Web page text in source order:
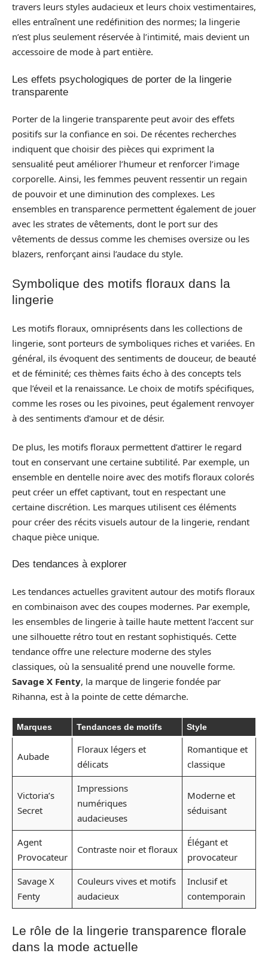
travers leurs styles audacieux et leurs choix vestimentaires,
elles entraînent une redéfinition des normes; la lingerie
n’est plus seulement réservée à l’intimité, mais devient un
accessoire de mode à part entière.
Les effets psychologiques de porter de la lingerie
transparente
Porter de la lingerie transparente peut avoir des effets
positifs sur la confiance en soi. De récentes recherches
indiquent que choisir des pièces qui expriment la
sensualité peut améliorer l’humeur et renforcer l’image
corporelle. Ainsi, les femmes peuvent ressentir un regain
de pouvoir et une diminution des complexes. Les
ensembles en transparence permettent également de jouer
avec les strates de vêtements, dont le port sur des
vêtements de dessus comme les chemises oversize ou les
blazers, renforçant ainsi l’audace du style.
Symbolique des motifs floraux dans la
lingerie
Les motifs floraux, omniprésents dans les collections de
lingerie, sont porteurs de symboliques riches et variées. En
général, ils évoquent des sentiments de douceur, de beauté
et de féminité; ces thèmes faits écho à des concepts tels
que l’éveil et la renaissance. Le choix de motifs spécifiques,
comme les roses ou les pivoines, peut également renvoyer
à des sentiments d’amour et de désir.
De plus, les motifs floraux permettent d’attirer le regard
tout en conservant une certaine subtilité. Par exemple, un
ensemble en dentelle noire avec des motifs floraux colorés
peut créer un effet captivant, tout en respectant une
certaine discrétion. Les marques utilisent ces éléments
pour créer des récits visuels autour de la lingerie, rendant
chaque pièce unique.
Des tendances à explorer
Les tendances actuelles gravitent autour des motifs floraux
en combinaison avec des coupes modernes. Par exemple,
les ensembles de lingerie à taille haute mettent l’accent sur
une silhouette rétro tout en restant sophistiqués. Cette
tendance offre une relecture moderne des styles
classiques, où la sensualité prend une nouvelle forme.
Savage X Fenty, la marque de lingerie fondée par
Rihanna, est à la pointe de cette démarche.
Marques Tendances de motifs Style
Aubade
Floraux légers et
délicats
Romantique et
classique
Victoria’s
Secret
Impressions
numériques
audacieuses
Moderne et
séduisant
Agent
Provocateur
Contraste noir et floraux
Élégant et
provocateur
Savage X
Fenty
Couleurs vives et motifs
audacieux
Inclusif et
contemporain
Le rôle de la lingerie transparence florale
dans la mode actuelle